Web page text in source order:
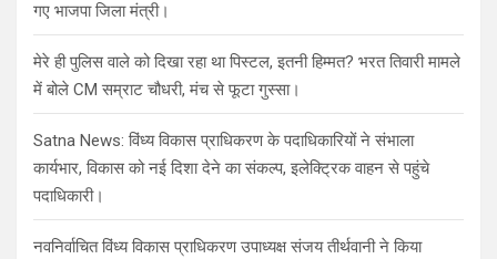
गए भाजपा जिला मंत्री।
मेरे ही पुलिस वाले को दिखा रहा था पिस्टल, इतनी हिम्मत? भरत तिवारी मामले
में बोले CM सम्राट चौधरी, मंच से फूटा गुस्सा।
Satna News: विंध्य विकास प्राधिकरण के पदाधिकारियों ने संभाला
कार्यभार, विकास को नई दिशा देने का संकल्प, इलेक्ट्रिक वाहन से पहुंचे
पदाधिकारी।
नवनिर्वाचित विंध्य विकास प्राधिकरण उपाध्यक्ष संजय तीर्थवानी ने किया